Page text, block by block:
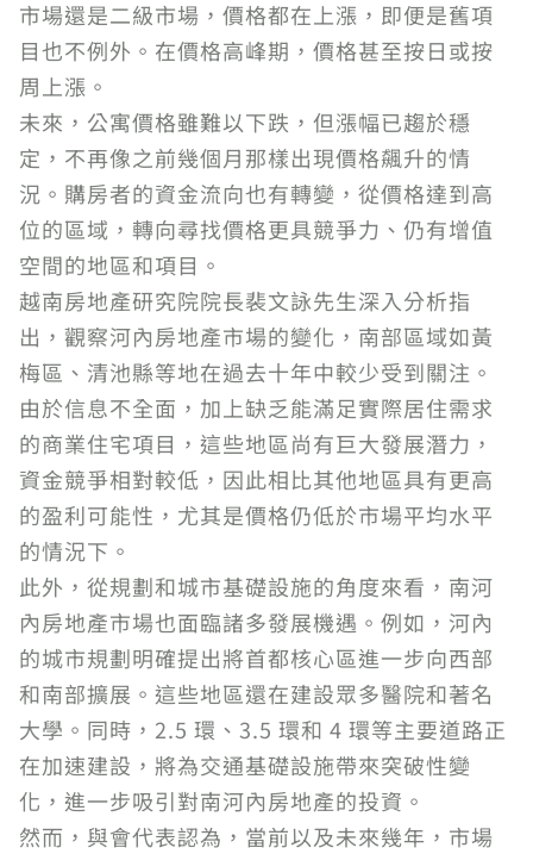
市場還是二級市場，價格都在上漲，即便是舊項
目也不例外。在價格高峰期，價格甚至按日或按
周上漲。
未來，公寓價格雖難以下跌，但漲幅已趨於穩
定，不再像之前幾個月那樣出現價格飆升的情
況。購房者的資金流向也有轉變，從價格達到高
位的區域，轉向尋找價格更具競爭力、仍有增值
空間的地區和項目。
越南房地產研究院院長裴文詠先生深入分析指
出，觀察河內房地產市場的變化，南部區域如黃
梅區、清池縣等地在過去十年中較少受到關注。
由於信息不全面，加上缺乏能滿足實際居住需求
的商業住宅項目，這些地區尚有巨大發展潛力，
資金競爭相對較低，因此相比其他地區具有更高
的盈利可能性，尤其是價格仍低於市場平均水平
的情況下。
此外，從規劃和城市基礎設施的角度來看，南河
內房地產市場也面臨諸多發展機遇。例如，河內
的城市規劃明確提出將首都核心區進一步向西部
和南部擴展。這些地區還在建設眾多醫院和著名
大學。同時，2.5 環、3.5 環和 4 環等主要道路正
在加速建設，將為交通基礎設施帶來突破性變
化，進一步吸引對南河內房地產的投資。
然而，與會代表認為，當前以及未來幾年，市場